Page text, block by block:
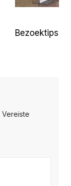
Bezoektips
Vereiste